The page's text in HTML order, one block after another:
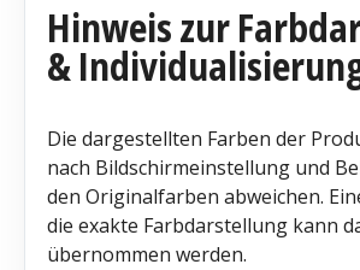
Hinweis zur
&
Die dargestellten Farben der
nach Bildschirmeinstellung und
den Originalfarben abweichen.
die exakte Farbdarstellung kann
übernommen werden.